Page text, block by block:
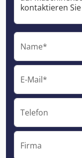
Name*
E-Mail*
Telefon
Firma